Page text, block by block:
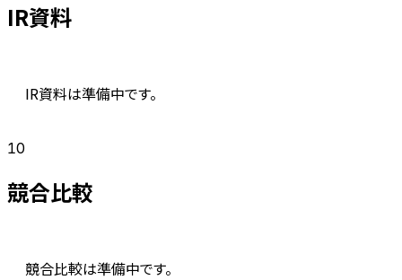
IR資料
IR資料は準備中です。
10
競合比較
競合比較は準備中です。